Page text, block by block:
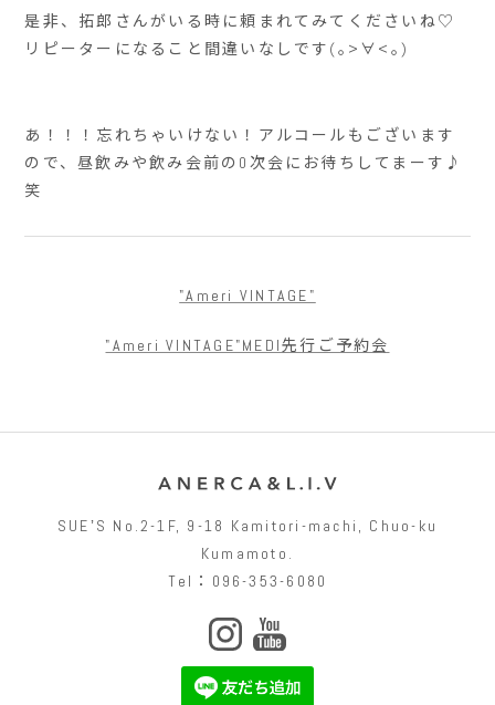
是非、拓郎さんがいる時に頼まれてみてくださいね♡
リピーターになること間違いなしです(｡>∀<｡)
あ！！！忘れちゃいけない！アルコールもございます
ので、昼飲みや飲み会前の0次会にお待ちしてまーす♪
笑
"Ameri VINTAGE"
"Ameri VINTAGE"MEDI先行ご予約会
SUEʼS No.2-1F, 9-18 Kamitori-machi, Chuo-ku
Kumamoto.
Tel：096-353-6080